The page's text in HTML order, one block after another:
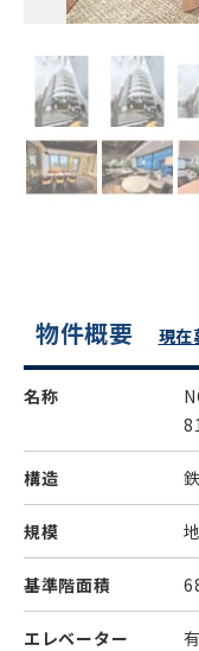
物件概要 現
名称
構造
規模
基準階面積
エレベーター 有